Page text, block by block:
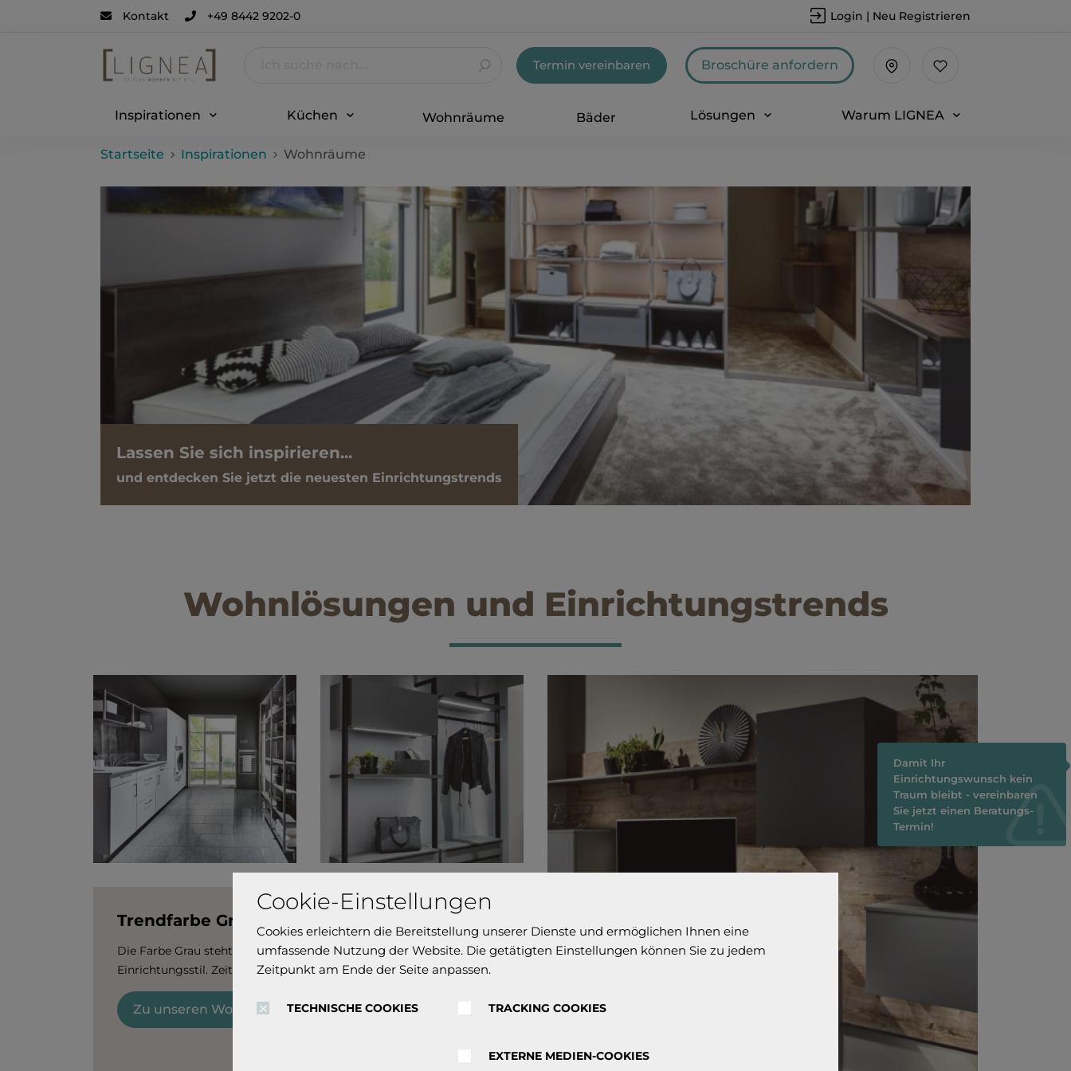
Cookie-Einstellungen
Cookies erleichtern die Bereitstellung unserer Dienste und ermöglichen Ihnen eine
umfassende Nutzung der Website. Die getätigten Einstellungen können Sie zu jedem
Zeitpunkt am Ende der Seite anpassen.
TECHNISCHE COOKIES TRACKING COOKIES
EXTERNE MEDIEN-COOKIES
Kontakt +49 8442 9202-0 Login | Neu Registrieren
Termin vereinbaren Broschüre anfordern
Inspirationen Küchen Wohnräume Bäder Lösungen Warum LIGNEA
Startseite Inspirationen Wohnräume
Lassen Sie sich inspirieren...
und entdecken Sie jetzt die neuesten Einrichtungstrends
Wohnlösungen und Einrichtungstrends
Trendfarbe Grau
Die Farbe Grau steht für einen individuellen und modernen
Einrichtungsstil. Zeitlos, ästhethisch und mit nordischem Charme.
Zu unseren Wohnbeispielen
Damit Ihr
Einrichtungswunsch kein
Traum bleibt - vereinbaren
Sie jetzt einen Beratungs-
Termin!